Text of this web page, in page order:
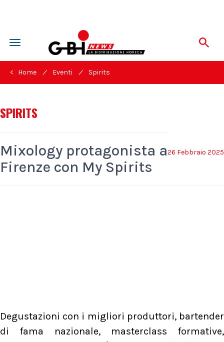
Toggle
navigation
< Home / Eventi / Spirits
SPIRITS
26 Febbraio 2025
Mixology protagonista a
Firenze con My Spirits
Degustazioni con i migliori produttori, bartender
di fama nazionale, masterclass formative,